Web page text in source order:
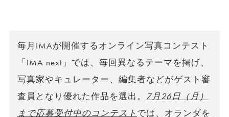
毎月IMAが開催するオンライン写真コンテスト
「IMA next」では、毎回異なるテーマを掲げ、
写真家やキュレーター、編集者などがゲスト審
査員となり優れた作品を選出。 7月26日（月）
まで応募受付中のコンテスト では、オランダを